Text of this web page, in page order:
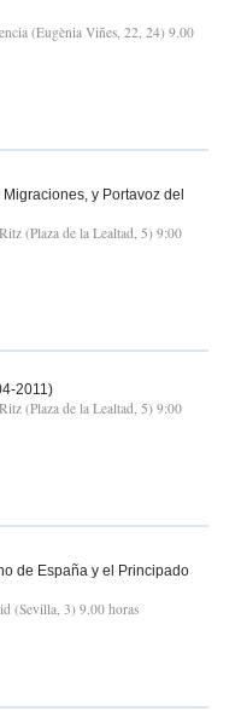
(Eugènia Viñes, 22, 24) 9.00
y Portavoz del
(Plaza de la Lealtad, 5) 9:00
2011)
(Plaza de la Lealtad, 5) 9:00
de España y el Principado
(Sevilla, 3) 9.00 horas